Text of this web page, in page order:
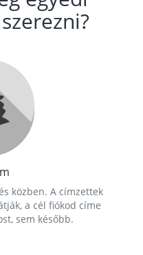
közben. A címzettek
a cél fiókod címe
sem később.